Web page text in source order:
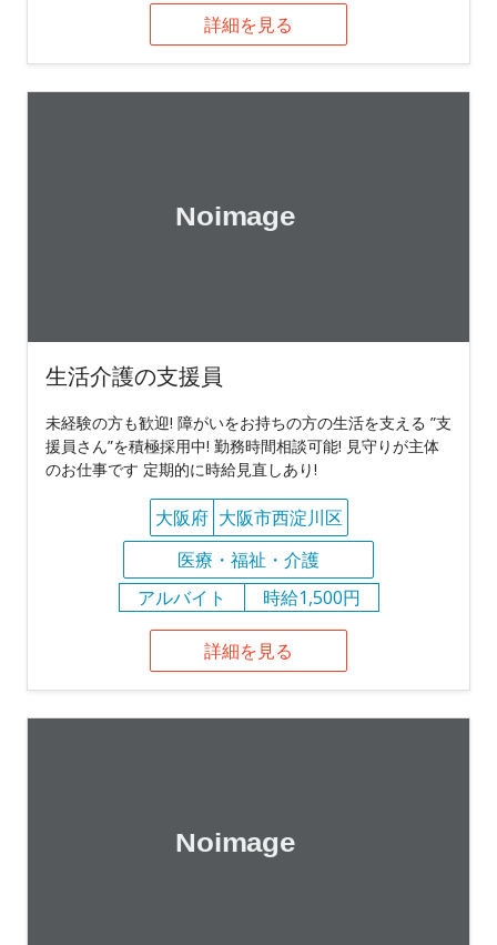
詳細を見る
生活介護の支援員
未経験の方も歓迎! 障がいをお持ちの方の生活を支える ”支
援員さん”を積極採用中! 勤務時間相談可能! 見守りが主体
のお仕事です 定期的に時給見直しあり!
大阪府 大阪市西淀川区
医療・福祉・介護
アルバイト
時給1,500円
詳細を見る